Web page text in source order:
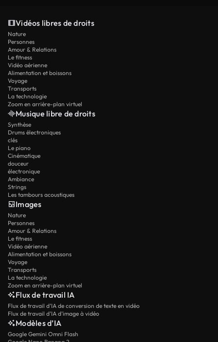
Vidéos libres de droits
Nature
Personnes
Amour & Relations
Le fitness
Vidéo aérienne
Alimentation et boissons
Voyage
Transports
La technologie
Zoom en arrière-plan virtuel
Musique libre de droits
Synthèse
Drums électroniques
clés
Le piano
Cinématique
douceur
électronique
Ambiance
Strings
Les tambours acoustiques
Images
Nature
Personnes
Amour & Relations
Le fitness
Vidéo aérienne
Alimentation et boissons
Voyage
Transports
La technologie
Zoom en arrière-plan virtuel
Flux de travail IA
Flux de travail d’IA de conversion de texte en vidéo
Flux de travail d’IA d’image à vidéo
Modèles d’IA
Google Gemini Omni Flash